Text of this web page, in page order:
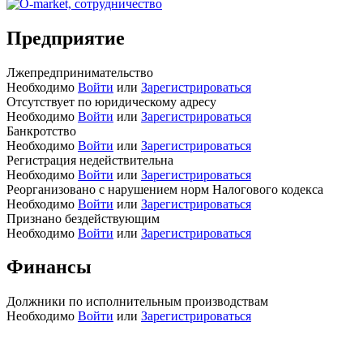
Предприятие
Лжепредпринимательство
Необходимо Войти или Зарегистрироваться
Отсутствует по юридическому адресу
Необходимо Войти или Зарегистрироваться
Банкротство
Необходимо Войти или Зарегистрироваться
Регистрация недействительна
Необходимо Войти или Зарегистрироваться
Реорганизовано с нарушением норм Налогового кодекса
Необходимо Войти или Зарегистрироваться
Признано бездействующим
Необходимо Войти или Зарегистрироваться
Финансы
Должники по исполнительным производствам
Необходимо Войти или Зарегистрироваться